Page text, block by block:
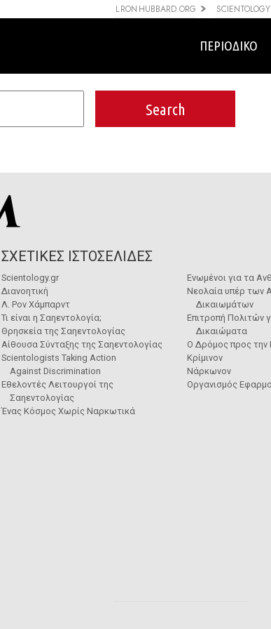
L RON HUBBARD.ORG
ΠΕΡΙΟΔΙΚΟ
ΣΧΕΤΙΚΕΣ ΙΣΤΟΣΕΛΙΔΕΣ
Scientology.gr
Διανοητική
Λ. Ρον Χάμπαρντ
Τι είναι η Σαηεντολογία;
Θρησκεία της Σαηεντολογίας
Αίθουσα Σύνταξης της Σαηεντολογίας
Scientologists Taking Action
Against Discrimination
Εθελοντές Λειτουργοί της
Σαηεντολογίας
Ένας Κόσμος Χωρίς Ναρκωτικά
Ενωμένοι για τα
Νεολαία υπέρ των
Δικαιωμάτων
Επιτροπή Πολιτών
Δικαιώματα
Ο Δρόμος προς την
Κρίμινον
Νάρκωνον
Οργανισμός